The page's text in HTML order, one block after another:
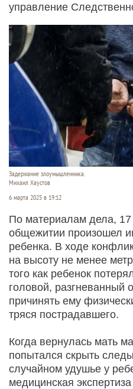
управление
Задержание злоумышленника.
Михаил Хаустов
6 марта 2025 в 19:12
По материалам дела,
общежитии произошел
ребенка. В ходе
на высоту не менее
того как ребенок
головой, разгневанный
причинять ему
тряся пострадавшего.
Когда вернулась мать
попытался скрыть
случайном удушье у
медицинская